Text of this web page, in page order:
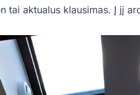
tai aktualus klausimas. Į jį